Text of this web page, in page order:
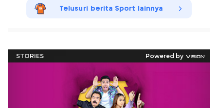
Telusuri berita Sport lainnya